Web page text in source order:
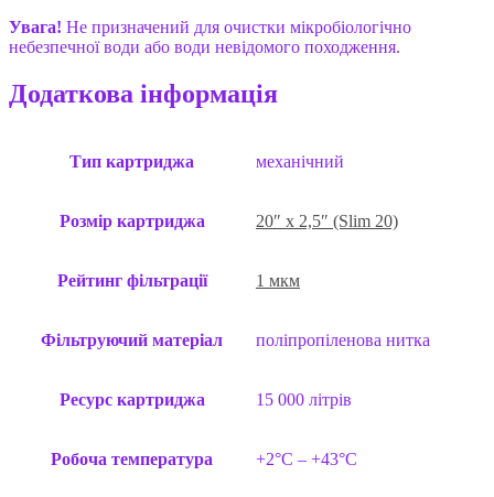
Увага! Не призначений для очистки мікробіологічно
небезпечної води або води невідомого походження.
Додаткова інформація
Тип картриджа механічний
Розмір картриджа 20″ x 2,5″ (Slim 20)
Рейтинг фільтрації 1 мкм
Фільтруючий матеріал поліпропіленова нитка
Ресурс картриджа 15 000 літрів
Робоча температура +2°C – +43°C